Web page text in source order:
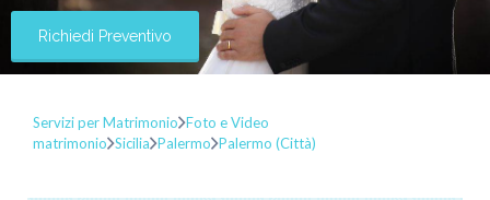
Richiedi Preventivo
Servizi per Matrimonio Foto e Video
matrimonio Sicilia Palermo Palermo (Città)